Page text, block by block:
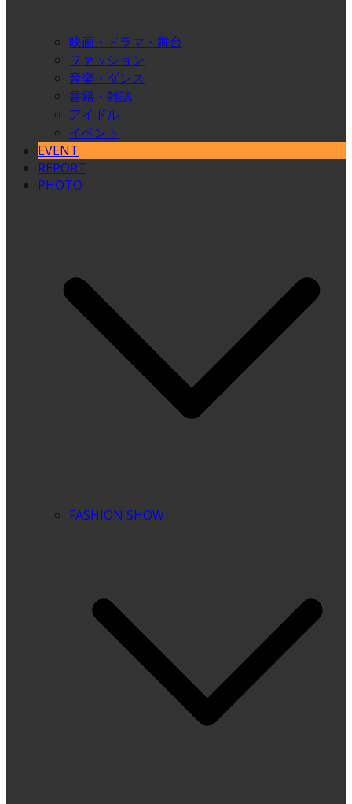
映画・ドラマ・舞台
ファッション
音楽・ダンス
書籍・雑誌
アイドル
イベント
EVENT
REPORT
PHOTO
FASHION SHOW